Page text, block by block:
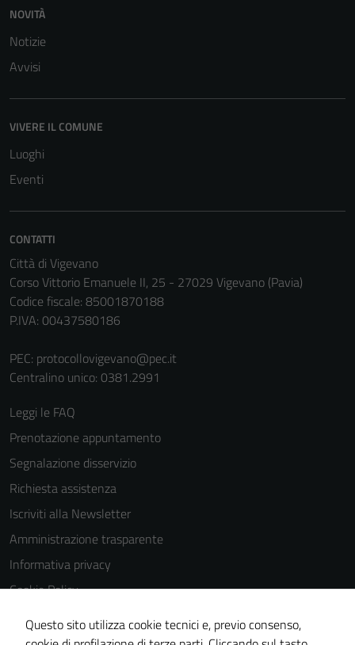
NOVITÀ
Notizie
Avvisi
VIVERE IL COMUNE
Luoghi
Eventi
CONTATTI
Città di Vigevano
Corso Vittorio Emanuele II, 25 - 27029 Vigevano (Pavia)
Codice fiscale: 85001870188
P.IVA: 00437580186
PEC: protocollovigevano@pec.it
Centralino unico: 0381.2991
Leggi le FAQ
Prenotazione appuntamento
Segnalazione disservizio
Richiesta assistenza
Iscriviti alla Newsletter
Amministrazione trasparente
Informativa privacy
Cookie Policy
Media policy
Note legali
Questo sito utilizza cookie tecnici e, previo consenso,
Questi cookie
informazioni